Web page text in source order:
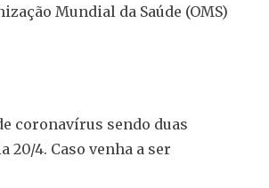
Mundial da Saúde (OMS)
coronavírus sendo duas
20/4. Caso venha a ser